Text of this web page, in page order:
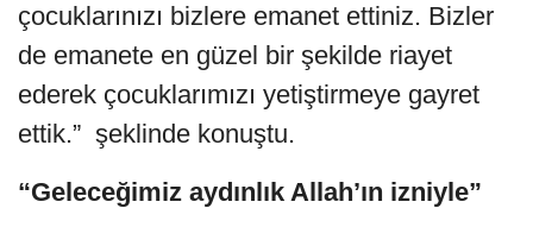
çocuklarınızı bizlere emanet ettiniz. Bizler
de emanete en güzel bir şekilde riayet
ederek çocuklarımızı yetiştirmeye gayret
ettik.” şeklinde konuştu.
“Geleceğimiz aydınlık Allah’ın izniyle”